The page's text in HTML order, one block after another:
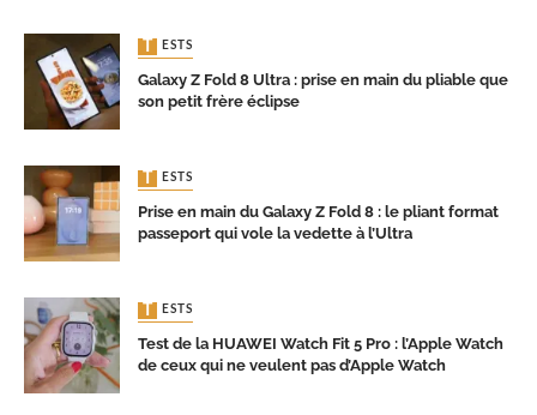
TESTS
Galaxy Z Fold 8 Ultra : prise en main du pliable que
son petit frère éclipse
TESTS
Prise en main du Galaxy Z Fold 8 : le pliant format
passeport qui vole la vedette à l’Ultra
TESTS
Test de la HUAWEI Watch Fit 5 Pro : l’Apple Watch
de ceux qui ne veulent pas d’Apple Watch